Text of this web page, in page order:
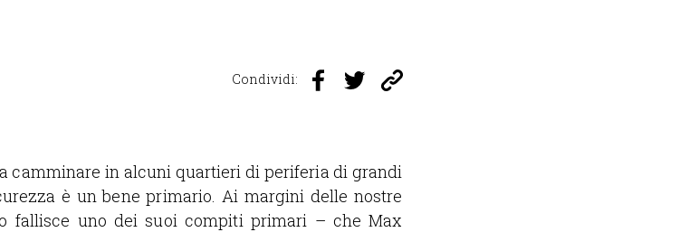
Condividi:
camminare in alcuni quartieri di periferia di grandi
è un bene primario. Ai margini delle nostre
fallisce uno dei suoi compiti primari – che Max